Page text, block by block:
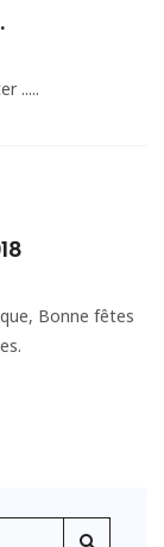
.....
Bonne fêtes